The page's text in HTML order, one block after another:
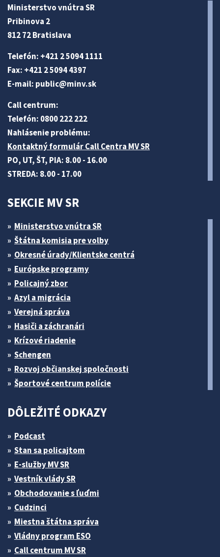
Ministerstvo vnútra SR
Pribinova 2
812 72 Bratislava
Telefón: +421 2 5094 1111
Fax: +421 2 5094 4397
E-mail: public@minv.sk
Call centrum:
Telefón: 0800 222 222
Nahlásenie problému:
Kontaktný formulár Call Centra MV SR
PO, UT, ŠT, PIA: 8.00 - 16.00
STREDA: 8.00 - 17.00
SEKCIE MV SR
Ministerstvo vnútra SR
Štátna komisia pre volby
Okresné úrady/Klientske centrá
Európske programy
Policajný zbor
Azyl a migrácia
Verejná správa
Hasiči a záchranári
Krízové riadenie
Schengen
Rozvoj občianskej spoločnosti
Športové centrum polície
DÔLEŽITÉ ODKAZY
Podcast
Stan sa policajtom
E-služby MV SR
Vestník vlády SR
Obchodovanie s ľuďmi
Cudzinci
Miestna štátna správa
Vládny program ESO
Call centrum MV SR